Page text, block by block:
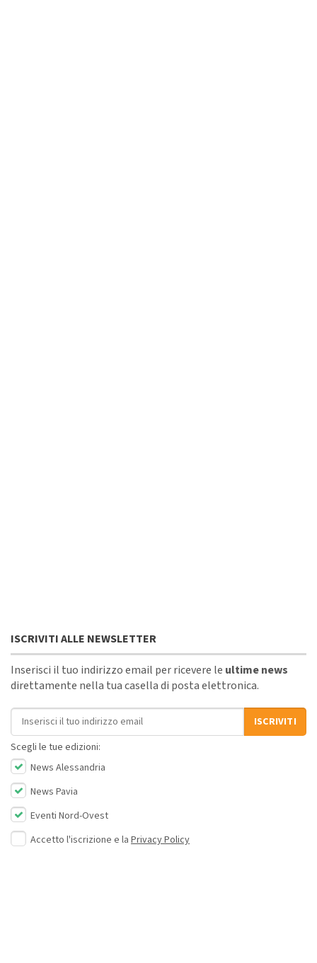
ISCRIVITI ALLE NEWSLETTER
Inserisci il tuo indirizzo email per ricevere le ultime news
direttamente nella tua casella di posta elettronica.
Indirizzo email
ISCRIVITI
Scegli le tue edizioni:
News Alessandria
News Pavia
Eventi Nord-Ovest
Accetto l'iscrizione e la Privacy Policy